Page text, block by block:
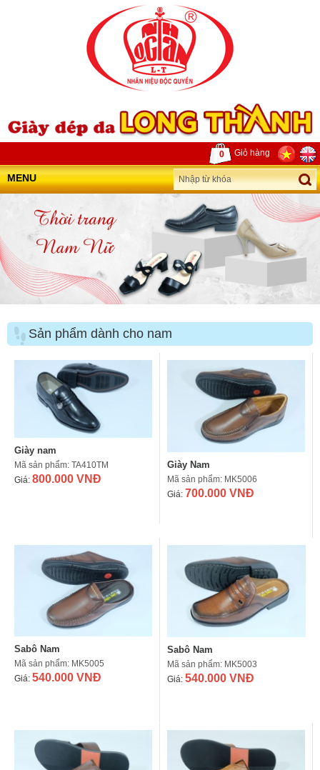
0 Giỏ hàng
MENU
Sản phẩm dành cho nam
Giày nam
Mã sản phẩm: TA410TM
Giá: 800.000 VNĐ
Giày Nam
Mã sản phẩm: MK5006
Giá: 700.000 VNĐ
Sabô Nam
Mã sản phẩm: MK5005
Giá: 540.000 VNĐ
Sabô Nam
Mã sản phẩm: MK5003
Giá: 540.000 VNĐ